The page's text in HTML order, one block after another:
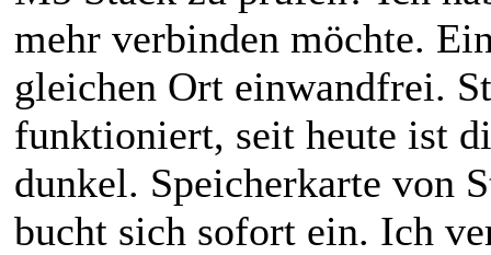
mehr verbinden möchte.
gleichen Ort einwandfrei.
funktioniert, seit heute ist
dunkel. Speicherkarte von
bucht sich sofort ein. Ich